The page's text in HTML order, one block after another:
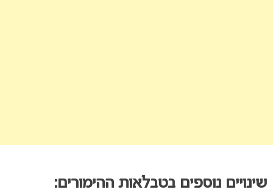
שינויים נוספים בטבלאות ההימורים: